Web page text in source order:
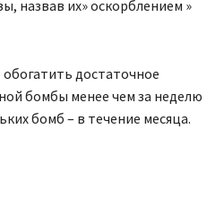
назвав их» оскорблением »
достаточное
бомбы менее чем за неделю
бомб – в течение месяца.